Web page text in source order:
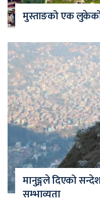
मुस्ताङको एक लुकेको
मानुङ्गले दिएको
सम्भाव्यता